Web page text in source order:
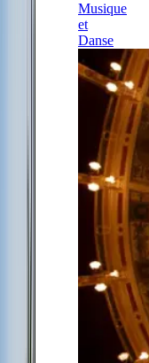
Musique
et
Danse